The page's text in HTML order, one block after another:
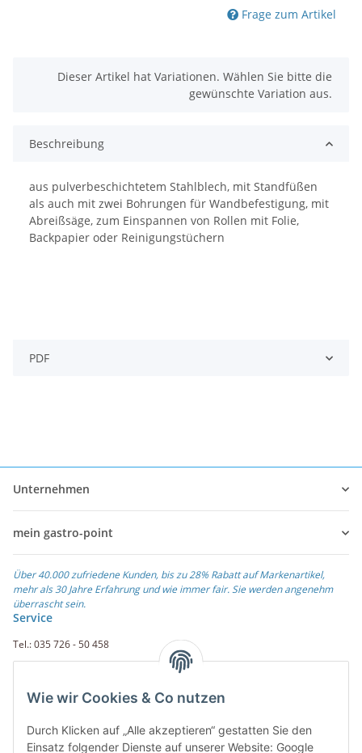
Frage zum Artikel
Dieser Artikel hat Variationen. Wählen Sie bitte die
gewünschte Variation aus.
Beschreibung
aus pulverbeschichtetem Stahlblech, mit Standfüßen
als auch mit zwei Bohrungen für Wandbefestigung, mit
Abreißsäge, zum Einspannen von Rollen mit Folie,
Backpapier oder Reinigungstüchern
PDF
Unternehmen
mein gastro-point
Über 40.000 zufriedene Kunden, bis zu 28% Rabatt auf Markenartikel,
mehr als 30 Jahre Erfahrung und wie immer fair. Sie werden angenehm
überrascht sein.
Service
Tel.: 035 726 - 50 458
Weiterführende Links
Zahlungsarten
Wie wir Cookies & Co nutzen
Durch Klicken auf „Alle akzeptieren“ gestatten Sie den
Einsatz folgender Dienste auf unserer Website: Google